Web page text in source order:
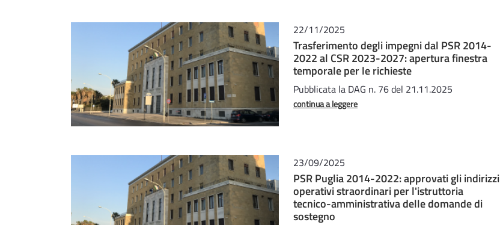
22/11/2025
Trasferimento degli impegni dal PSR 2014-
2022 al CSR 2023-2027: apertura finestra
temporale per le richieste
Pubblicata la DAG n. 76 del 21.11.2025
continua a leggere
23/09/2025
PSR Puglia 2014-2022: approvati gli indirizzi
operativi straordinari per l'istruttoria
tecnico-amministrativa delle domande di
sostegno